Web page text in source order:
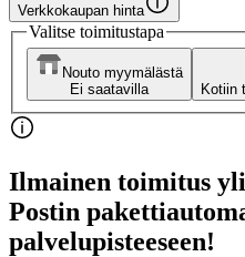
Verkkokaupan hinta
Valitse toimitustapa
Nouto myymälästä
Ei saatavilla
Kotiin
Ilmainen toimitus
Postin
palvelupisteeseen!